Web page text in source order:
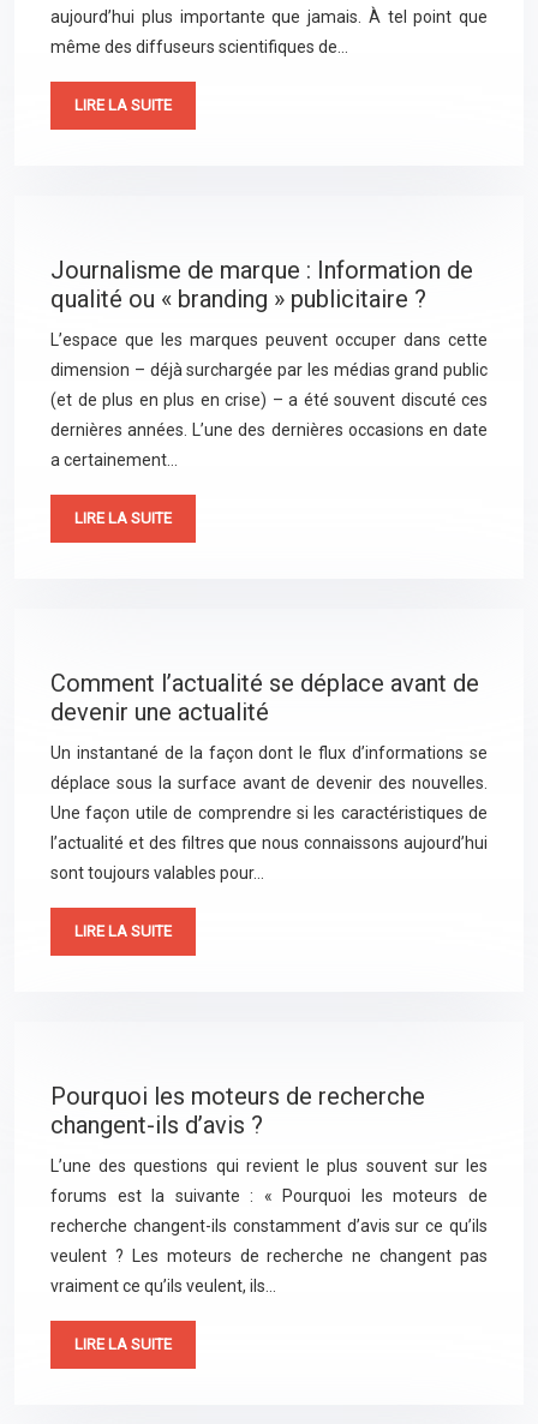
aujourd’hui plus importante que jamais. À tel point que
même des diffuseurs scientifiques de…
LIRE LA SUITE
Journalisme de marque : Information de
qualité ou « branding » publicitaire ?
L’espace que les marques peuvent occuper dans cette
dimension – déjà surchargée par les médias grand public
(et de plus en plus en crise) – a été souvent discuté ces
dernières années. L’une des dernières occasions en date
a certainement…
LIRE LA SUITE
Comment l’actualité se déplace avant de
devenir une actualité
Un instantané de la façon dont le flux d’informations se
déplace sous la surface avant de devenir des nouvelles.
Une façon utile de comprendre si les caractéristiques de
l’actualité et des filtres que nous connaissons aujourd’hui
sont toujours valables pour…
LIRE LA SUITE
Pourquoi les moteurs de recherche
changent-ils d’avis ?
L’une des questions qui revient le plus souvent sur les
forums est la suivante : « Pourquoi les moteurs de
recherche changent-ils constamment d’avis sur ce qu’ils
veulent ? Les moteurs de recherche ne changent pas
vraiment ce qu’ils veulent, ils…
LIRE LA SUITE